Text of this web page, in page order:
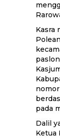
Kasra
pada
Dalil
Ketua